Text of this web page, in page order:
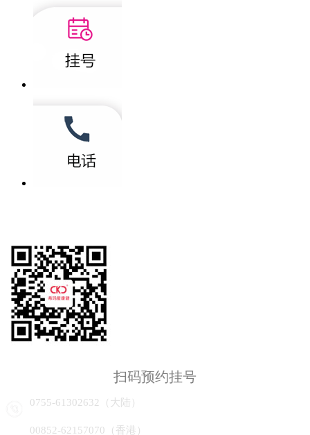
扫码预约挂号
0755-61302632（大陆）
00852-62157070（香港）